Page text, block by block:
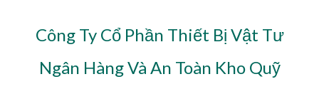
Công Ty Cổ Phần Thiết Bị Vật Tư
Ngân Hàng Và An Toàn Kho Quỹ